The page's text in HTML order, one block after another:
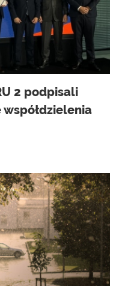
2 podpisali